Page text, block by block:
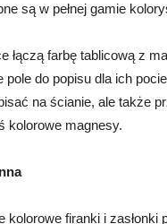
są w pełnej gamie
łączą farbę tablicową z
pole do popisu dla ich
na ścianie, ale także
kolorowe magnesy.
kolorowe firanki i zasłonki